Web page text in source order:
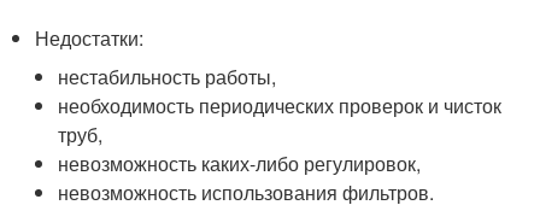
Недостатки:
нестабильность работы,
необходимость периодических проверок и чисток
труб,
невозможность каких-либо регулировок,
невозможность использования фильтров.